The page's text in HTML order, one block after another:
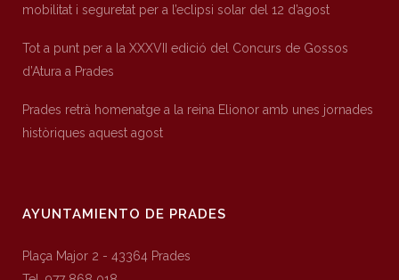
mobilitat i seguretat per a l’eclipsi solar del 12 d’agost
Tot a punt per a la XXXVII edició del Concurs de Gossos
d’Atura a Prades
Prades retrà homenatge a la reina Elionor amb unes jornades
històriques aquest agost
AYUNTAMIENTO DE PRADES
Plaça Major 2 - 43364 Prades